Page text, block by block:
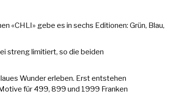
«CHLI» gebe es in sechs Editionen: Grün, Blau,
streng limitiert, so die beiden
Wunder erleben. Erst entstehen
für 499, 899 und 1999 Franken